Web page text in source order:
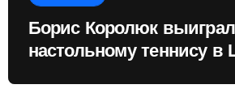
Борис Королюк
настольному теннису в